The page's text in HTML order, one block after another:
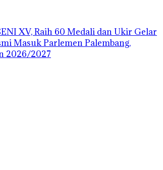
XV, Raih 60 Medali dan Ukir Gelar
Masuk Parlemen Palembang,
2026/2027